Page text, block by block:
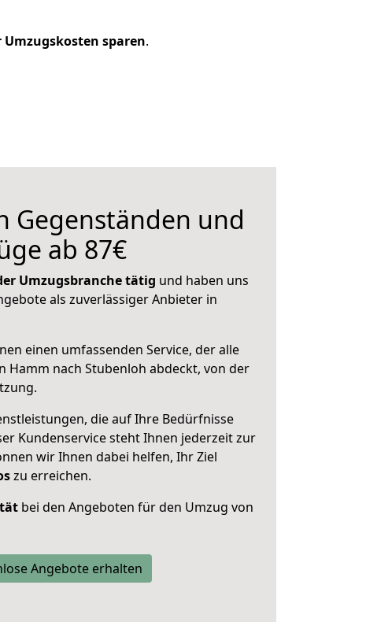
Umzugskosten sparen.
Gegenständen und
ab 87€
Umzugsbranche tätig und haben uns
als zuverlässiger Anbieter in
einen umfassenden Service, der alle
Hamm nach Stubenloh abdeckt, von der
die auf Ihre Bedürfnisse
Kundenservice steht Ihnen jederzeit zur
wir Ihnen dabei helfen, Ihr Ziel
zu erreichen.
bei den Angeboten für den Umzug von
Angebote erhalten